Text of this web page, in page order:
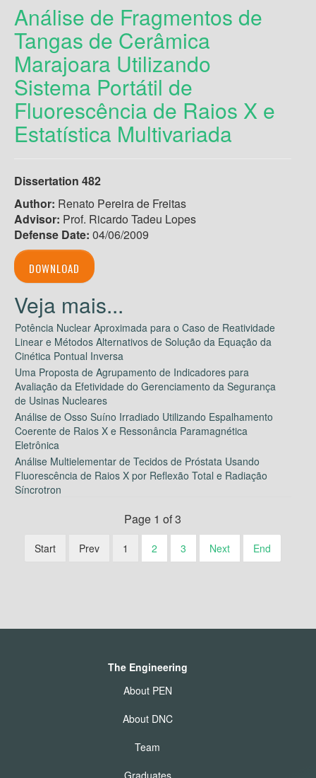
Análise de Fragmentos de
Tangas de Cerâmica
Marajoara Utilizando
Sistema Portátil de
Fluorescência de Raios X e
Estatística Multivariada
Dissertation 482
Author: Renato Pereira de Freitas
Advisor: Prof. Ricardo Tadeu Lopes
Defense Date: 04/06/2009
DOWNLOAD
Potência Nuclear Aproximada para o Caso de Reatividade
Linear e Métodos Alternativos de Solução da Equação da
Cinética Pontual Inversa
Uma Proposta de Agrupamento de Indicadores para
Avaliação da Efetividade do Gerenciamento da Segurança
de Usinas Nucleares
Análise de Osso Suíno Irradiado Utilizando Espalhamento
Coerente de Raios X e Ressonância Paramagnética
Eletrônica
Análise Multielementar de Tecidos de Próstata Usando
Fluorescência de Raios X por Reflexão Total e Radiação
Síncrotron
Page 1 of 3
Start Prev 1 2 3 Next End
The Engineering
About PEN
About DNC
Team
Graduates